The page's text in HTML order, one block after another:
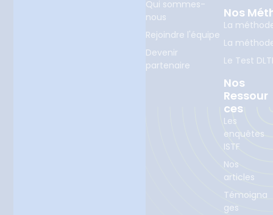
Qui sommes-
nous
Rejoindre l'équipe
Devenir
partenaire
Nos
La
La
Le Test
Nos
Ressour
Ces
Les
enquêtes
ISTF
Nos
articles
Témoigna
ges